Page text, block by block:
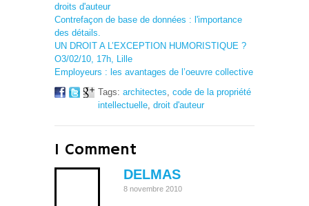
droits d'auteur
Contrefaçon de base de données : l'importance
des détails.
UN DROIT A L’EXCEPTION HUMORISTIQUE ?
O3/02/10, 17h, Lille
Employeurs : les avantages de l’oeuvre collective
Tags: architectes code de la propriété
intellectuelle droit d'auteur
1 Comment
DELMAS
8 novembre 2010